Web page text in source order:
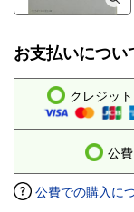
お支払いについ
クレジッ
公費
公費での購入に